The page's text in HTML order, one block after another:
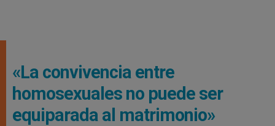
«La convivencia entre
homosexuales no puede ser
equiparada al matrimonio»